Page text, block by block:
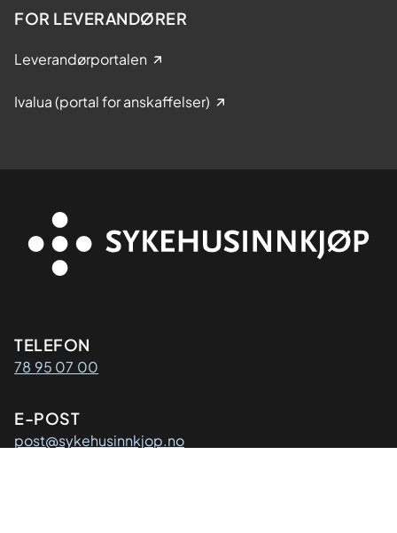
FOR LEVERANDØRER
Leverandørportalen
Ivalua (portal for anskaffelser)
Kontaktinformasjon
TELEFON
78 95 07 00
E-POST
post@sykehusinnkjop.no